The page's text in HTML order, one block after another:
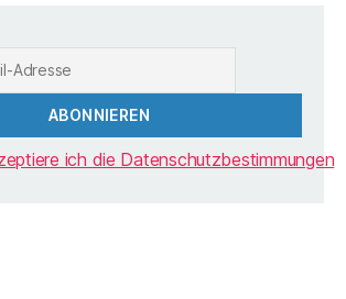
ich die Datenschutzbestimmungen